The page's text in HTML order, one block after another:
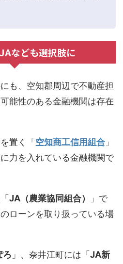
なども選択肢に
も、空知郡周辺で不動産担
能性のある金融機関は存在
置く「 空知商工信用組合 」
力を入れている金融機関で
JA（農業協同組合）
」で
ローンを取り扱っている場
ろ 」、奈井江町には「 JA新